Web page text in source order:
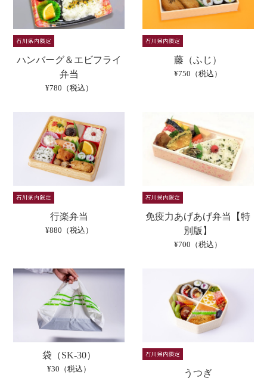
ハンバーグ＆エビフライ
弁当
¥780（税込）
藤（ふじ）
¥750（税込）
行楽弁当
¥880（税込）
免疫力あげあげ弁当【特
別版】
¥700（税込）
袋（SK-30）
¥30（税込） うつぎ